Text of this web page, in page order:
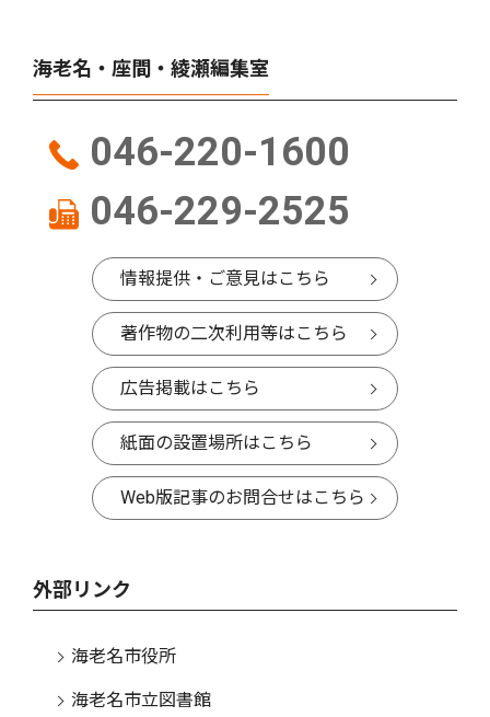
海老名・座間・綾瀬編集室
046-220-1600
046-229-2525
情報提供・ご意見はこちら
著作物の二次利用等はこちら
広告掲載はこちら
紙面の設置場所はこちら
Web版記事のお問合せはこちら
外部リンク
海老名市役所
海老名市立図書館